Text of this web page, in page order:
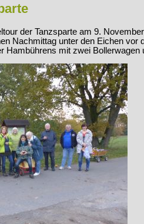
der Tanzsparte am 9.
Nachmittag unter den Eichen vor
Hambührens mit zwei Bollerwagen